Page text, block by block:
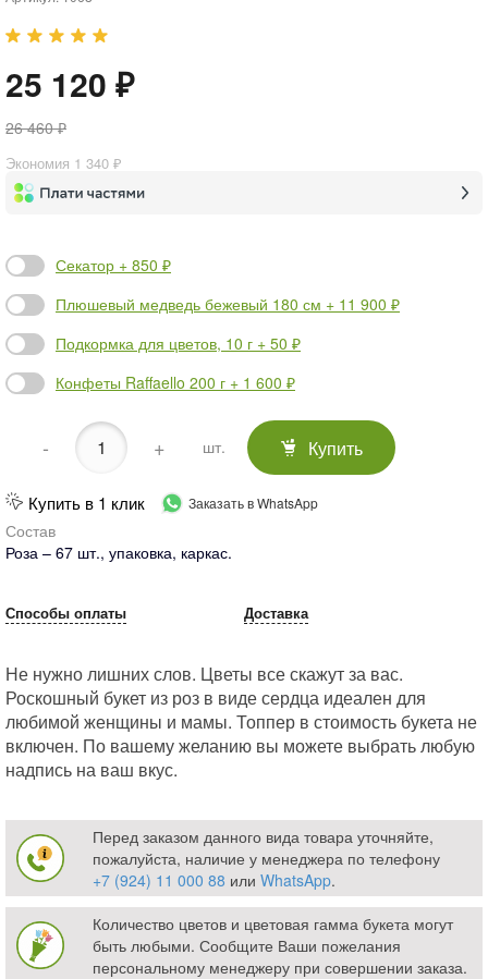
25 120 ₽
26 460 ₽
Экономия 1 340 ₽
Секатор + 850 ₽
Плюшевый медведь бежевый 180 см + 11 900 ₽
Подкормка для цветов, 10 г + 50 ₽
Конфеты Raffaello 200 г + 1 600 ₽
- + шт. Купить
Купить в 1 клик Заказать в WhatsApp
Состав
Роза – 67 шт., упаковка, каркас.
Способы оплаты Доставка
Не нужно лишних слов. Цветы все скажут за вас.
Роскошный букет из роз в виде сердца идеален для
любимой женщины и мамы. Топпер в стоимость букета не
включен. По вашему желанию вы можете выбрать любую
надпись на ваш вкус.
Перед заказом данного вида товара уточняйте,
пожалуйста, наличие у менеджера по телефону
+7 (924) 11 000 88 или WhatsApp.
Количество цветов и цветовая гамма букета могут
быть любыми. Сообщите Ваши пожелания
персональному менеджеру при совершении заказа.